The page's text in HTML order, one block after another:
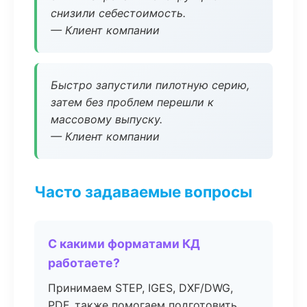
снизили себестоимость.
— Клиент компании
Быстро запустили пилотную серию,
затем без проблем перешли к
массовому выпуску.
— Клиент компании
Часто задаваемые вопросы
С какими форматами КД
работаете?
Принимаем STEP, IGES, DXF/DWG,